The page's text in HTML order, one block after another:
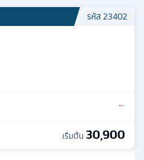
รหัส23402
เริ่มต้น 30,900